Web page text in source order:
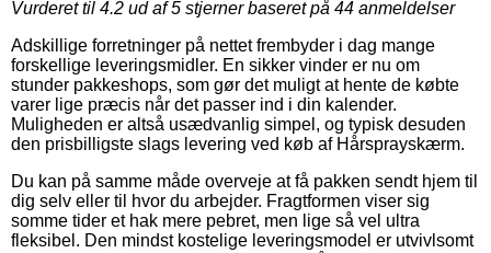
Vurderet til 4.2 ud af 5 stjerner baseret på 44 anmeldelser
Adskillige forretninger på nettet frembyder i dag mange
forskellige leveringsmidler. En sikker vinder er nu om
stunder pakkeshops, som gør det muligt at hente de købte
varer lige præcis når det passer ind i din kalender.
Muligheden er altså usædvanlig simpel, og typisk desuden
den prisbilligste slags levering ved køb af Hårsprayskærm.
Du kan på samme måde overveje at få pakken sendt hjem til
dig selv eller til hvor du arbejder. Fragtformen viser sig
somme tider et hak mere pebret, men lige så vel ultra
fleksibel. Den mindst kostelige leveringsmodel er utvivlsomt